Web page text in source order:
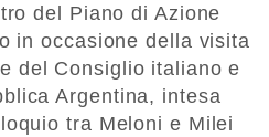
del Piano di Azione
in occasione della visita
del Consiglio italiano e
Argentina, intesa
tra Meloni e Milei